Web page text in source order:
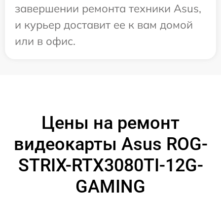
завершении ремонта техники Asus,
и курьер доставит ее к вам домой
или в офис.
Цены на ремонт
видеокарты Asus ROG-
STRIX-RTX3080TI-12G-
GAMING